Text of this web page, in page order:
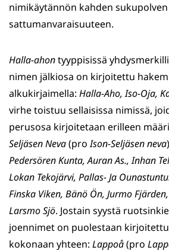
nimikäytännön kahden
sattumanvaraisuuteen.
Halla-ahontyyppisissä
nimen jälkiosa on kirjoitettu
alkukirjaimella: Halla-Aho, Iso-Oja,
virhe toistuu sellaisissa nimissä,
perusosa kirjoitetaan erilleen
Seljäsen Neva(proIson-Seljäsen neva
Pedersören Kunta, Auran As., Inhan
Lokan Tekojärvi, Pallas- Ja
Finska Viken, Bänö Ön, Jurmo Fjärden,
Larsmo Sjö. Jostain syystä
joennimet on puolestaan
kokonaan yhteen: Lappoå(pro